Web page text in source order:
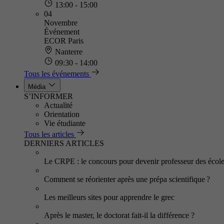
13:00 - 15:00
04
Novembre
Événement
ECOR Paris
Nanterre
09:30 - 14:00
Tous les événements
Média
S’INFORMER
Actualité
Orientation
Vie étudiante
Tous les articles
DERNIERS ARTICLES
Le CRPE : le concours pour devenir professeur des
Comment se réorienter après une prépa scientifique ?
Les meilleurs sites pour apprendre le grec
Après le master, le doctorat fait-il la différence ?